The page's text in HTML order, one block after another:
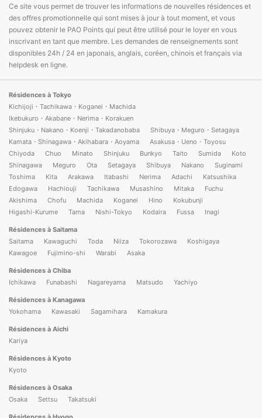
Ce site vous permet de trouver les informations de nouvelles résidences et
des offres promotionnelle qui sont mises à jour à tout moment, et vous
pouvez obtenir le PAO Points qui peut être utilisé pour le loyer en vous
inscrivant en tant que membre. Les demandes de renseignements sont
disponibles 24h / 24 en japonais, anglais, coréen, chinois et français via
helpdesk en ligne.
Résidences à Tokyo
Kichijoji・Tachikawa・Koganei・Machida
Ikebukuro・Akabane・Nerima・Korakuen
Shinjuku・Nakano・Koenji・Takadanobaba
Shibuya・Meguro・Setagaya
Kamata・Shinagawa・Akihabara・Aoyama
Asakusa・Ueno・Toyosu
Chiyoda
Chuo Minato Shinjuku Bunkyo Taito Sumida
Koto
Shinagawa
Meguro Ota Setagaya Shibuya Nakano
Suginami
Toshima
Kita Arakawa Itabashi Nerima Adachi
Katsushika
Edogawa
Hachiouji Tachikawa Musashino Mitaka
Fuchu
Akishima
Chofu Machida Koganei Hino
Kokubunji
Higashi-Kurume
Tama Nishi-Tokyo Kodaira Fussa Inagi
Résidences à Saitama
Saitama
Kawaguchi Toda Niiza Tokorozawa
Koshigaya
Kawagoe
Fujimino-shi Warabi Asaka
Résidences à Chiba
Ichikawa
Funabashi Nagareyama Matsudo Yachiyo
Résidences à Kanagawa
Yokohama
Kawasaki Sagamihara Kamakura
Résidences à Aichi
Kariya
Résidences à Kyoto
Kyoto
Résidences à Osaka
Osaka
Settsu Takatsuki